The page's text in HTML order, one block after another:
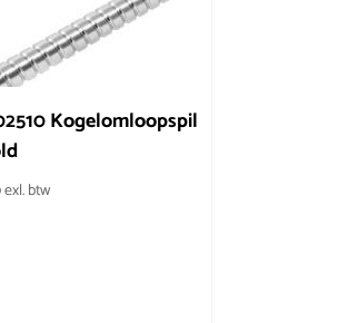
Kogelomloopspil
exl. btw